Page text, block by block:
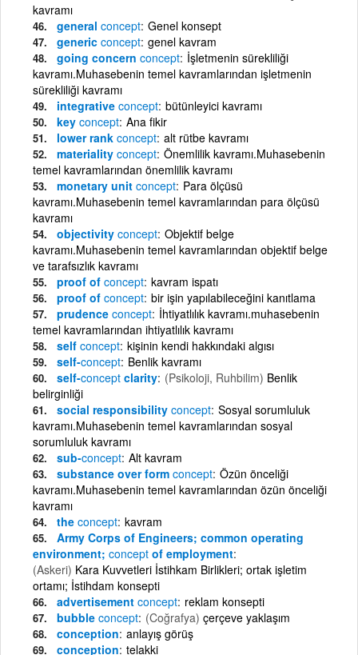
kavramı
general concept Genel konsept
generic concept genel kavram
going concern concept İşletmenin sürekliliği
kavramı.Muhasebenin temel kavramlarından işletmenin
sürekliliği kavramı
integrative concept bütünleyici kavramı
key concept Ana fikir
lower rank concept alt rütbe kavramı
materiality concept Önemlilik kavramı.Muhasebenin
temel kavramlarından önemlilik kavramı
monetary unit concept Para ölçüsü
kavramı.Muhasebenin temel kavramlarından para ölçüsü
kavramı
objectivity concept Objektif belge
kavramı.Muhasebenin temel kavramlarından objektif belge
ve tarafsızlık kavramı
proof of concept kavram ispatı
proof of concept bir işin yapılabileceğini kanıtlama
prudence concept İhtiyatlılık kavramı.muhasebenin
temel kavramlarından ihtiyatlılık kavramı
self concept kişinin kendi hakkındaki algısı
self-concept Benlik kavramı
self-concept clarity (Psikoloji, Ruhbilim) Benlik
belirginliği
social responsibility concept Sosyal sorumluluk
kavramı.Muhasebenin temel kavramlarından sosyal
sorumluluk kavramı
sub-concept Alt kavram
substance over form concept Özün önceliği
kavramı.Muhasebenin temel kavramlarından özün önceliği
kavramı
the concept kavram
Army Corps of Engineers; common operating
environment; concept of employment
(Askeri) Kara Kuvvetleri İstihkam Birlikleri; ortak işletim
ortamı; İstihdam konsepti
advertisement concept reklam konsepti
bubble concept (Coğrafya) çerçeve yaklaşım
conception anlayış görüş
conception telakki